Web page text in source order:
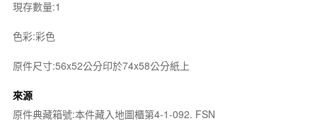
現存數量:1
色彩:彩色
原件尺寸:56x52公分印於74x58公分紙上
來源
原件典藏箱號:本件藏入地圖櫃第4-1-092. FSN